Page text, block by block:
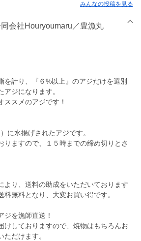
みんなの投稿を見る
会社Houryoumaru／豊漁丸
を計り、『６%以上』のアジだけを選別
アジになります。
ススメのアジです！
に水揚げされたアジです。
りますので、１５時までの締め切りとさ
より、送料の助成をいただいております
無料となり、大変お買い得です。
を漁師直送！
けしておりますので、焼物はもちろんお
だけます。